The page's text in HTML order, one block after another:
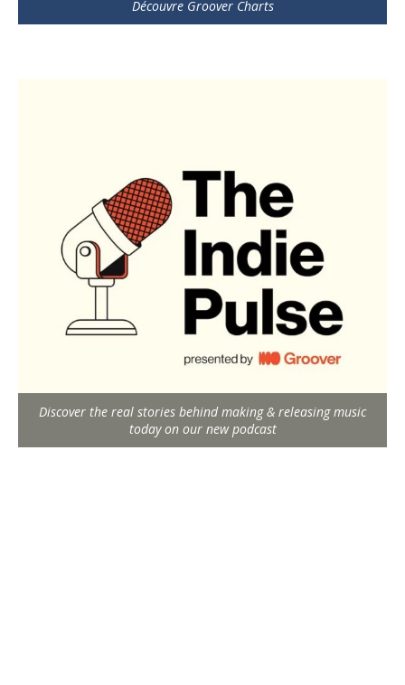
Découvre Groover Charts
Discover the real stories behind making & releasing music
today on our new podcast